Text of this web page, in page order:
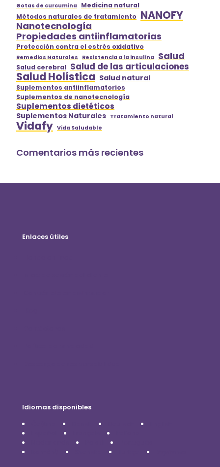
Gotas de curcumina
Medicina natural
Métodos naturales de tratamiento NANOFY
Nanotecnología
Propiedades antiinflamatorias
Protección contra el estrés oxidativo
Remedios Naturales Resistencia a la insulina Salud
Salud cerebral Salud de las articulaciones
Salud Holística Salud natural
Suplementos antiinflamatorios
Suplementos de nanotecnología
Suplementos dietéticos
Suplementos Naturales Tratamiento natural
Vidafy Vida Saludable
Comentarios más recientes
Enlaces útiles
Idiomas disponibles